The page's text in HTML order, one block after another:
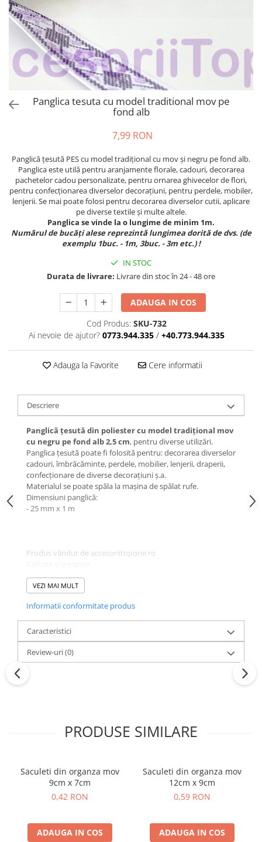
Panglica tesuta cu model traditional mov pe
fond alb
7,99 RON
Panglică țesută PES cu model tradițional cu mov și negru pe fond alb.
Panglica este utilă pentru aranjamente florale, cadouri, decorarea
pachetelor cadou personalizate, pentru ornarea ghivecelor de flori,
pentru confecționarea diverselor decorațiuni, pentru perdele, mobiler,
lenjerii. Se mai poate folosi pentru decorarea diverselor cutii, aplicare
pe diverse textile și multe altele.
Panglica se vinde la o lungime de minim 1m.
Numărul de bucăți alese reprezintă lungimea dorită de dvs. (de
exemplu 1buc. - 1m, 3buc. - 3m etc.) !
IN STOC
Durata de livrare: Livrare din stoc în 24 - 48 ore
ADAUGA IN COS
Cod Produs: SKU-732
Ai nevoie de ajutor? 0773.944.335 / +40.773.944.335
Adauga la Favorite Cere informatii
Descriere
Panglică țesută din poliester cu model tradițional mov
cu negru pe fond alb 2,5 cm, pentru diverse utilizări.
Panglica țesută poate fi folosită pentru: decorarea diverselor
cadouri, îmbrăcăminte, perdele, mobilier, lenjerii, draperii,
confecționare de diverse decorațiuni ș.a.
Materialul se poate spăla la mașina de spălat rufe.
Dimensiuni panglică:
- 25 mm x 1 m
Produs vândut de accesoriitopone.ro
Mai multe informații:
office@accesoriitopone.ro
VEZI MAI MULT
Informatii conformitate produs
Caracteristici
Review-uri(0)
PRODUSE SIMILARE
Saculeti din organza mov
9cm x 7cm
0,42 RON
ADAUGA IN COS
Saculeti din organza mov
12cm x 9cm
0,59 RON
ADAUGA IN COS